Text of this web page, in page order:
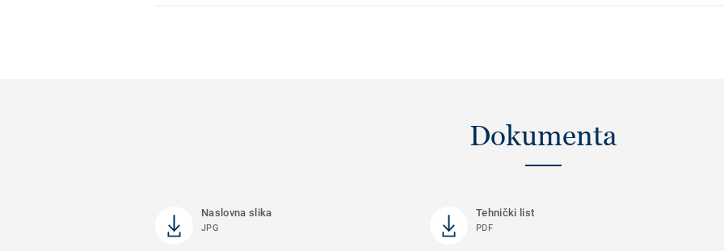
Dokumenta
Naslovna slika
JPG
Tehnički list
PDF